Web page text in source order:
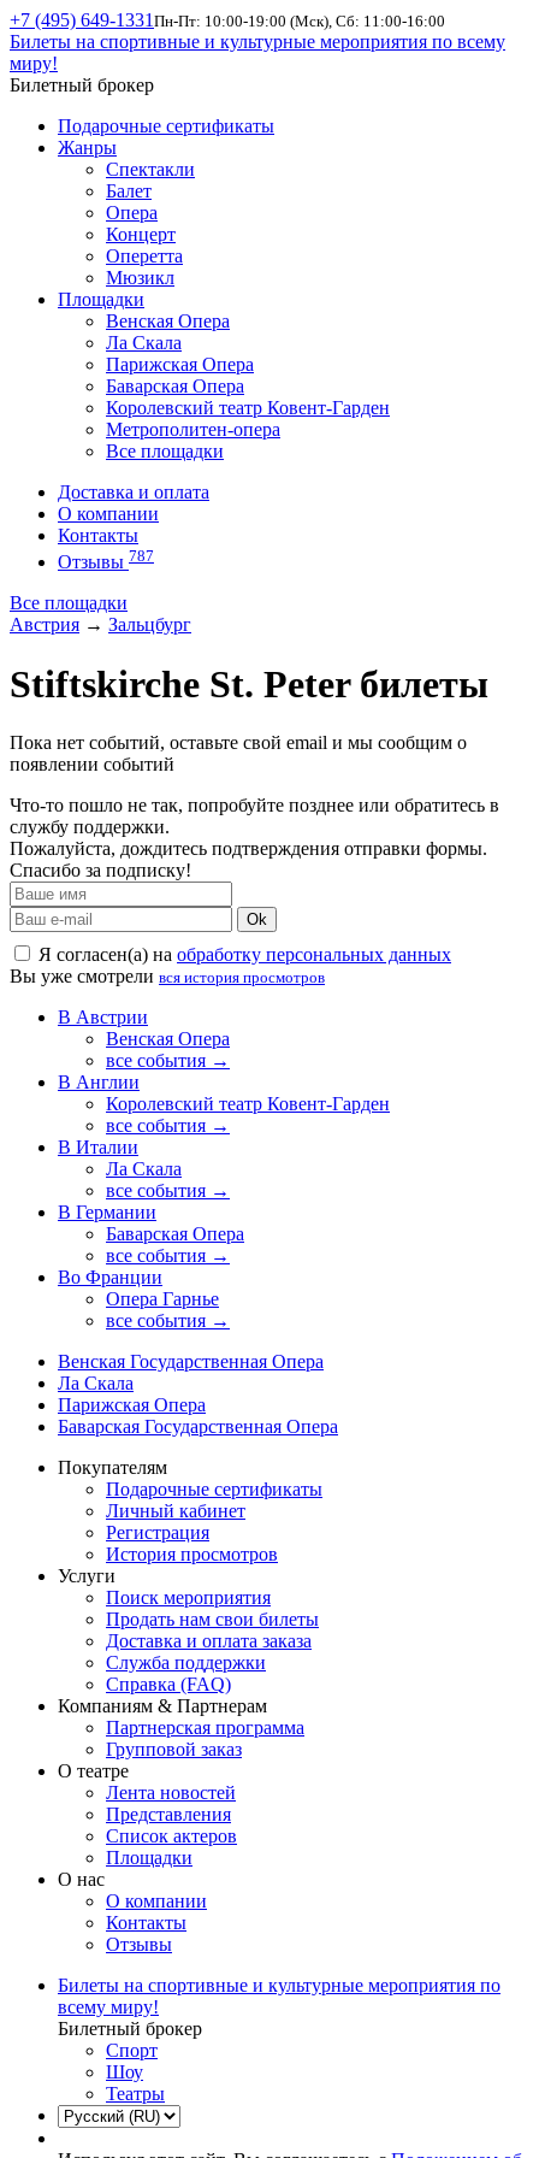
+7 (495) 649-1331 Пн-Пт: 10:00-19:00 (Мск), Сб: 11:00-16:00
Билеты на спортивные и культурные мероприятия по всему
миру!
Билетный брокер
Подарочные сертификаты
Жанры
Спектакли
Балет
Опера
Концерт
Оперетта
Мюзикл
Площадки
Венская Опера
Ла Скала
Парижская Опера
Баварская Опера
Королевский театр Ковент-Гарден
Метрополитен-опера
Все площадки
Доставка и оплата
О компании
Контакты
Отзывы 787
Все площадки
Австрия → Зальцбург
Stiftskirche St. Peter билеты
Пока нет событий, оставьте свой email и мы сообщим о
появлении событий
Что-то пошло не так, попробуйте позднее или обратитесь в
службу поддержки.
Пожалуйста, дождитесь подтверждения отправки формы.
Спасибо за подписку!
Ok
Я согласен(а) на обработку персональных данных
Вы уже смотрели вся история просмотров
В Австрии
Венская Опера
все события →
В Англии
Королевский театр Ковент-Гарден
все события →
В Италии
Ла Скала
все события →
В Германии
Баварская Опера
все события →
Во Франции
Опера Гарнье
все события →
Венская Государственная Опера
Ла Скала
Парижская Опера
Баварская Государственная Опера
Покупателям
Подарочные сертификаты
Личный кабинет
Регистрация
История просмотров
Услуги
Поиск мероприятия
Продать нам свои билеты
Доставка и оплата заказа
Служба поддержки
Справка (FAQ)
Компаниям & Партнерам
Партнерская программа
Групповой заказ
О театре
Лента новостей
Представления
Список актеров
Площадки
О нас
О компании
Контакты
Отзывы
Билеты на спортивные и культурные мероприятия по
всему миру!
Билетный брокер
Спорт
Шоу
Театры